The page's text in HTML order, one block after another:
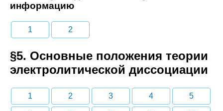
информацию
1 2
§5. Основные положения теории
электролитической диссоциации
1 2 3 4 5